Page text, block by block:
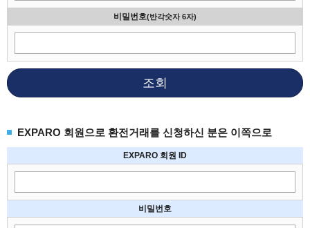
비밀번호(반각숫자 6자)
조회
EXPARO 회원으로 환전거래를 신청하신 분은 이쪽으로
EXPARO 회원 ID
비밀번호